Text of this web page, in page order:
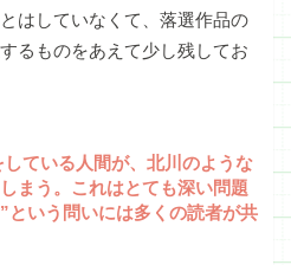
はしていなくて、落選作品の
るものをあえて少し残してお
ている人間が、北川のような
まう。これはとても深い問題
という問いには多くの読者が共